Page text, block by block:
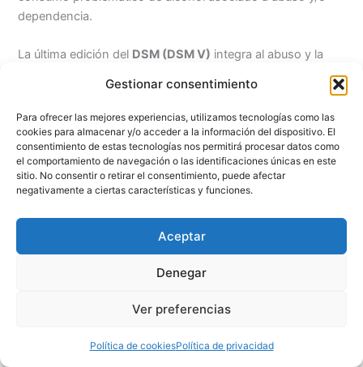
Gestionar consentimiento
Para ofrecer las mejores experiencias, utilizamos tecnologías como las
cookies para almacenar y/o acceder a la información del dispositivo. El
consentimiento de estas tecnologías nos permitirá procesar datos como
el comportamiento de navegación o las identificaciones únicas en este
sitio. No consentir o retirar el consentimiento, puede afectar
negativamente a ciertas características y funciones.
Aceptar
Denegar
Ver preferencias
Política de cookiesPolítica de privacidad
dependencia.
La última edición del DSM (DSM V) integra al abuso y la
trastornos por consumo de alcohol (TCA).
Dentro de este
ítem se distingue entre trastornos leves, moderados o
severos según la cantidad de criterios que el paciente
presente en un momento determinado (ver más adelante).
Para tener un TCA la persona suele presentar en mayor o
menor grado, un consumo crónico o episódico sostenido
negativos del consumo a nivel personal, social o familiar
dependencia (ver más adelante).
los abusadores y a los dependientes a que